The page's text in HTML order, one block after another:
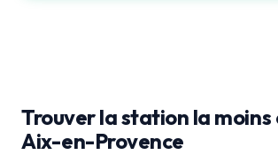
Trouver la station la moins
Aix-en-Provence